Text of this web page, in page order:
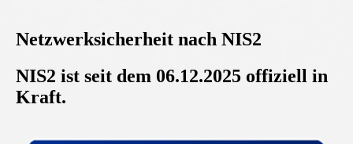
Netzwerksicherheit nach NIS2
NIS2 ist seit dem 06.12.2025 offiziell in
Kraft.